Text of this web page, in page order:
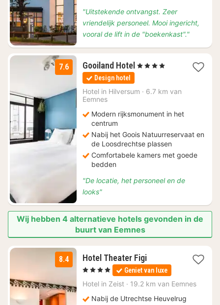
"Uitstekende ontvangst. Zeer
vriendelijk personeel. Mooi ingericht,
vooral de lift in de "boekenkast"."
7.6 Gooiland Hotel 1
€
, 4 Sterren
Design hotel
Hotel in Hilversum · 6.7 km van
Eemnes
Modern rijksmonument in het
centrum
Nabij het Goois Natuurreservaat en
de Loosdrechtse plassen
Comfortabele kamers met goede
bedden
"De locatie, het personeel en de
looks"
Wij hebben 4 alternatieve hotels gevonden in de
buurt van Eemnes
8.4 Hotel Theater Figi1
nacht
vanaf
€
, 4 Sterren Geniet van luxe
Hotel in Zeist · 19.2 km van Eemnes
Nabij de Utrechtse Heuvelrug